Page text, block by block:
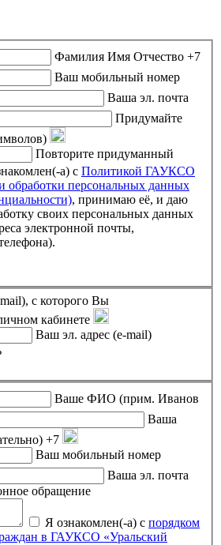
Фамилия Имя Отчество +7
Ваш мобильный номер
Ваша эл. почта
Придумайте
Повторите придуманный
а) с Политикой ГАУКСО
персональных данных
, принимаю её, и даю
своих персональных данных
электронной почты,
с которого Вы
кабинете
Ваш эл. адрес (e-mail)
Ваше ФИО (прим. Иванов
Ваша
+7
Ваш мобильный номер
Ваша эл. почта
обращение
Я ознакомлен(-а) с порядком
в ГАУКСО «Уральский